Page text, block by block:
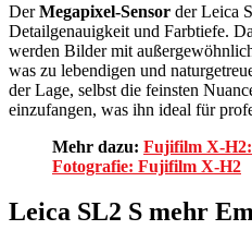
DerMegapixel-Sensor der Leica
Detailgenauigkeit und Farbtiefe.
werden Bilder mit
was zu lebendigen und
der Lage, selbst die feinsten
einzufangen, was ihn ideal für
Mehr dazu: Fujifilm X-
Fotografie: Fujifilm X-H2
Leica SL2 S mehr